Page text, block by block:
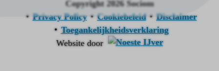
Copyright 2026 Sociom
Privacy Policy
Cookiebeleid
Disclaimer
Toegankelijkheidsverklaring
Website door